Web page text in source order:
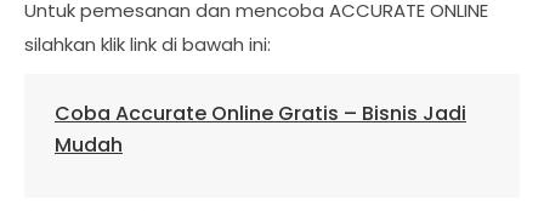
Untuk pemesanan dan mencoba ACCURATE ONLINE
silahkan klik link di bawah ini:
Coba Accurate Online Gratis – Bisnis Jadi
Mudah